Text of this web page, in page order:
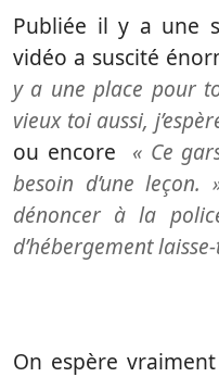
Publiée il y a une
vidéo a suscité
y a une place pour
vieux toi aussi,
ou encore
« Ce
besoin d’une leçon.
dénoncer à la
d’hébergement
On espère